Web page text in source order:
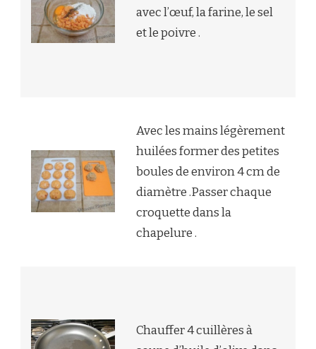
avec l’œuf, la farine, le sel
et le poivre .
Avec les mains légèrement
huilées former des petites
boules de environ 4 cm de
diamètre .Passer chaque
croquette dans la
chapelure .
Chauffer 4 cuillères à